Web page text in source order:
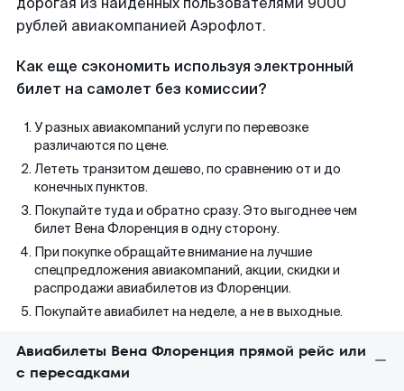
рублей авиакомпанией Аэрофлот.
Как еще сэкономить используя электронный
билет на самолет без комиссии?
У разных авиакомпаний услуги по перевозке
различаются по цене.
Лететь транзитом дешево, по сравнению от и до
конечных пунктов.
Покупайте туда и обратно сразу. Это выгоднее чем
билет Вена Флоренция в одну сторону.
При покупке обращайте внимание на лучшие
спецпредложения авиакомпаний, акции, скидки и
распродажи авиабилетов из Флоренции.
Покупайте авиабилет на неделе, а не в выходные.
Авиабилеты Вена Флоренция прямой рейс или
с пересадками